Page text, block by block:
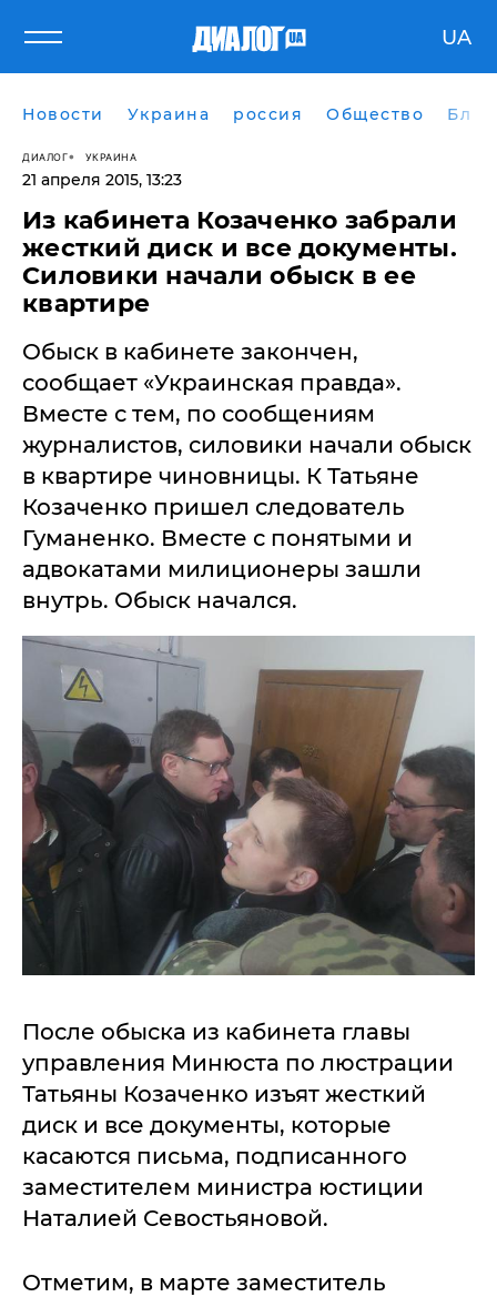
UA
Новости Украина россия Общество
ДИАЛОГ УКРАИНА
21 апреля 2015, 13:23
​Из кабинета Козаченко забрали
жесткий диск и все документы.
Силовики начали обыск в ее
квартире
Обыск в кабинете закончен,
сообщает «Украинская правда».
Вместе с тем, по сообщениям
журналистов, силовики начали обыск
в квартире чиновницы. К Татьяне
Козаченко пришел следователь
Гуманенко. Вместе с понятыми и
адвокатами милиционеры зашли
внутрь. Обыск начался.
После обыска из кабинета главы
управления Минюста по люстрации
Татьяны Козаченко изъят жесткий
диск и все документы, которые
касаются письма, подписанного
заместителем министра юстиции
Наталией Севостьяновой.
Отметим, в марте заместитель